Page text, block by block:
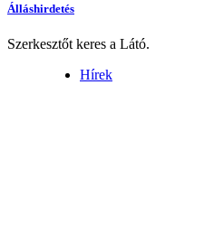
Álláshirdetés
Szerkesztőt keres a Látó.
Hírek